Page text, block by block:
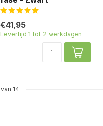
€41,95
Levertijd 1 tot 2 werkdagen
van 14